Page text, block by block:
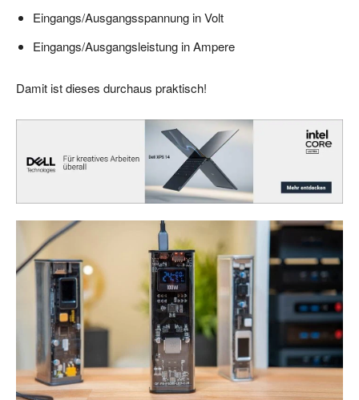
Eingangs/Ausgangsspannung in Volt
Eingangs/Ausgangsleistung in Ampere
Damit ist dieses durchaus praktisch!